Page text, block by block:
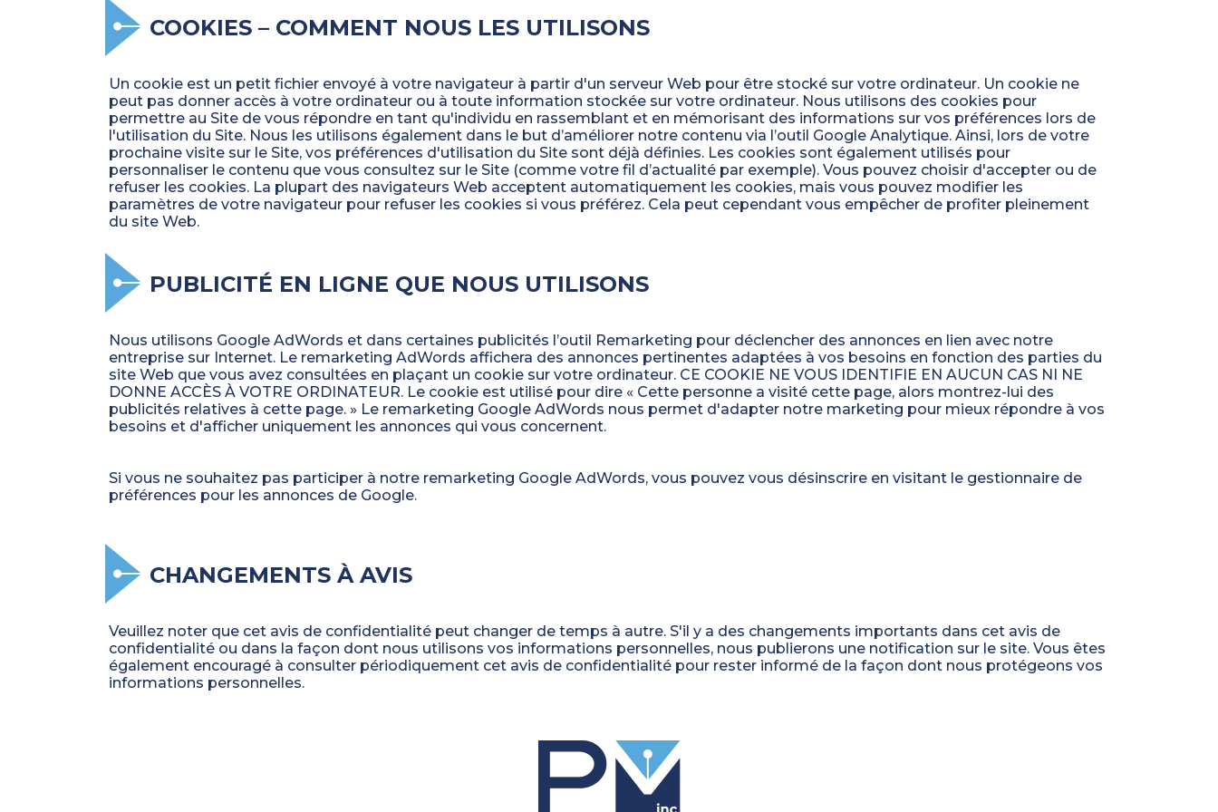
COOKIES – COMMENT NOUS LES UTILISONS
Un cookie est un petit fichier envoyé à votre navigateur à partir d'un serveur Web pour être stocké sur votre ordinateur. Un cookie ne
peut pas donner accès à votre ordinateur ou à toute information stockée sur votre ordinateur. Nous utilisons des cookies pour
permettre au Site de vous répondre en tant qu'individu en rassemblant et en mémorisant des informations sur vos préférences lors de
l'utilisation du Site. Nous les utilisons également dans le but d’améliorer notre contenu via l’outil Google Analytique. Ainsi, lors de votre
prochaine visite sur le Site, vos préférences d'utilisation du Site sont déjà définies. Les cookies sont également utilisés pour
personnaliser le contenu que vous consultez sur le Site (comme votre fil d’actualité par exemple). Vous pouvez choisir d'accepter ou de
refuser les cookies. La plupart des navigateurs Web acceptent automatiquement les cookies, mais vous pouvez modifier les
paramètres de votre navigateur pour refuser les cookies si vous préférez. Cela peut cependant vous empêcher de profiter pleinement
du site Web.
PUBLICITÉ EN LIGNE QUE NOUS UTILISONS
Nous utilisons Google AdWords et dans certaines publicités l’outil Remarketing pour déclencher des annonces en lien avec notre
entreprise sur Internet. Le remarketing AdWords affichera des annonces pertinentes adaptées à vos besoins en fonction des parties du
site Web que vous avez consultées en plaçant un cookie sur votre ordinateur. CE COOKIE NE VOUS IDENTIFIE EN AUCUN CAS NI NE
DONNE ACCÈS À VOTRE ORDINATEUR. Le cookie est utilisé pour dire « Cette personne a visité cette page, alors montrez-lui des
publicités relatives à cette page. » Le remarketing Google AdWords nous permet d'adapter notre marketing pour mieux répondre à vos
besoins et d'afficher uniquement les annonces qui vous concernent.
Si vous ne souhaitez pas participer à notre remarketing Google AdWords, vous pouvez vous désinscrire en visitant le gestionnaire de
préférences pour les annonces de Google.
CHANGEMENTS À AVIS
Veuillez noter que cet avis de confidentialité peut changer de temps à autre. S'il y a des changements importants dans cet avis de
confidentialité ou dans la façon dont nous utilisons vos informations personnelles, nous publierons une notification sur le site. Vous êtes
également encouragé à consulter périodiquement cet avis de confidentialité pour rester informé de la façon dont nous protégeons vos
informations personnelles.